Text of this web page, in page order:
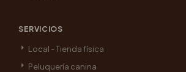
SERVICIOS
Local - Tienda física
Peluquería canina